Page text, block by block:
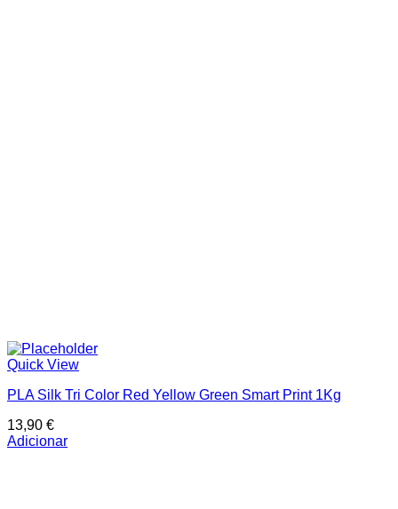
Quick View
PLA Silk Tri Color Red Yellow Green Smart Print 1Kg
13,90 €
Adicionar